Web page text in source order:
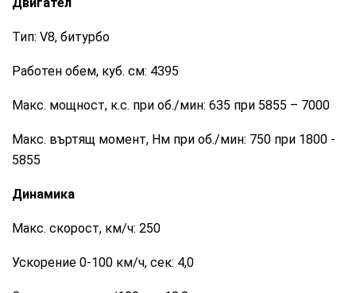
Тип: V8, битурбо
Работен обем, куб. см: 4395
Макс. мощност, к.с. при об./мин: 635 при 5855 – 7000
Макс. въртящ момент, Нм при об./мин: 750 при 1800 -
5855
Динамика
Макс. скорост, км/ч: 250
Ускорение 0-100 км/ч, сек: 4,0